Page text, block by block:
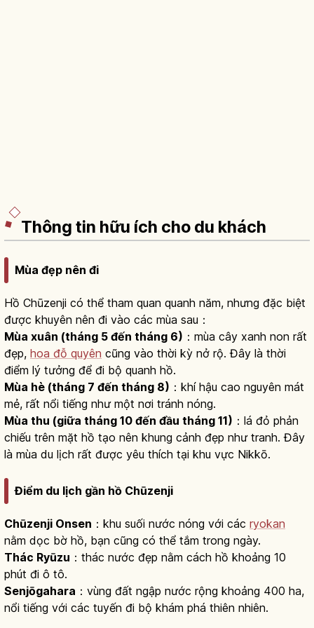
Thông tin hữu ích cho du khách
Mùa đẹp nên đi
Hồ Chūzenji có thể tham quan quanh năm, nhưng đặc biệt
được khuyên nên đi vào các mùa sau：
Mùa xuân (tháng 5 đến tháng 6) ：mùa cây xanh non rất
đẹp, hoa đỗ quyên cũng vào thời kỳ nở rộ. Đây là thời
điểm lý tưởng để đi bộ quanh hồ.
Mùa hè (tháng 7 đến tháng 8) ：khí hậu cao nguyên mát
mẻ, rất nổi tiếng như một nơi tránh nóng.
Mùa thu (giữa tháng 10 đến đầu tháng 11) ：lá đỏ phản
chiếu trên mặt hồ tạo nên khung cảnh đẹp như tranh. Đây
là mùa du lịch rất được yêu thích tại khu vực Nikkō.
Điểm du lịch gần hồ Chūzenji
Chūzenji Onsen ：khu suối nước nóng với các ryokan
nằm dọc bờ hồ, bạn cũng có thể tắm trong ngày.
Thác Ryūzu ：thác nước đẹp nằm cách hồ khoảng 10
phút đi ô tô.
Senjōgahara ：vùng đất ngập nước rộng khoảng 400 ha,
nổi tiếng với các tuyến đi bộ khám phá thiên nhiên.